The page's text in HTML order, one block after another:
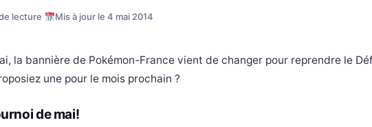
lecture· Mis à jour le 4 mai 2014
la bannière de Pokémon-France vient de changer pour reprendre le
une pour le mois prochain ?
de mai!